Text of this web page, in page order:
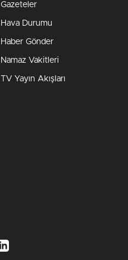
Gazeteler
Hava Durumu
Haber Gönder
Namaz Vakitleri
TV Yayın Akışları